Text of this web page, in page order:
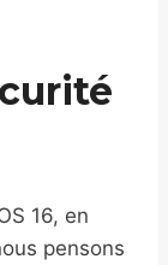
16, en
pensons